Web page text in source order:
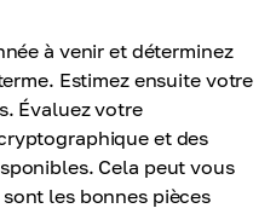
à venir et déterminez
Estimez ensuite votre
Évaluez votre
et des
Cela peut vous
les bonnes pièces